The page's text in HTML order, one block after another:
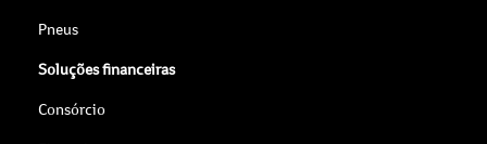
Pneus
Soluções financeiras
Consórcio